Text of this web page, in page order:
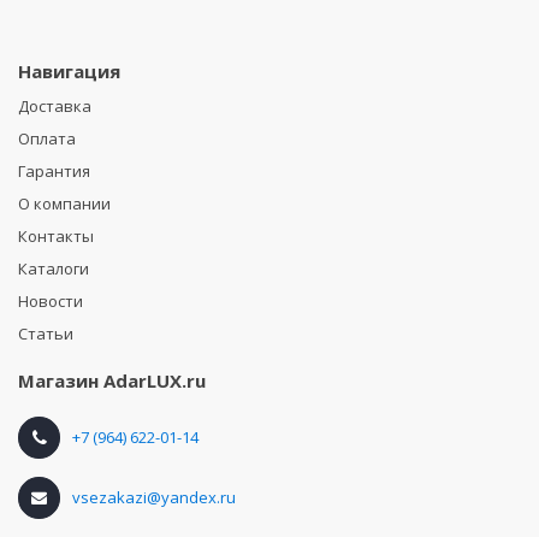
Навигация
Доставка
Оплата
Гарантия
О компании
Контакты
Каталоги
Новости
Статьи
Магазин AdarLUX.ru
+7 (964) 622-01-14
vsezakazi@yandex.ru